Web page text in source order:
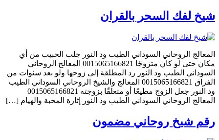
شيخ لفك السحر بالقران
المعالج الروحاني السوداني الطيب ود النور جلب الحبيب من أي
مكان حتى لو كان متزوجًا 0015065166821 المعالج الروحاني
السوداني الطيب ود النور رد المطلقة إلى زوجها ولو بعد سنوات من
الفراق 0015065166821 المعالج والشيخ الروحاني السوداني الطيب
ود النور جعل الزوج مطيعًا أو متعلقًا بزوجته 0015065166821
المعالج الروحاني السوداني الطيب ود النور إثارة المحبة والهيام […]
رقم شيخ روحاني مضمون